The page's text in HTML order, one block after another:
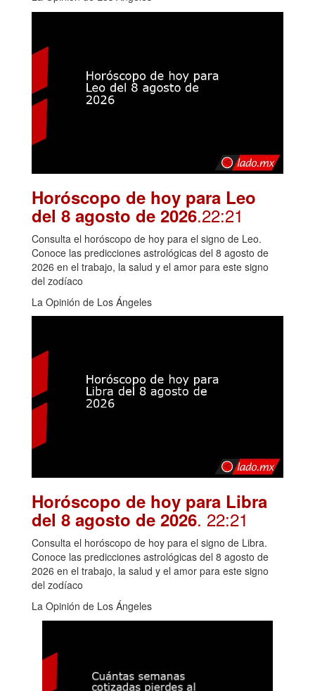
Horóscopo de hoy para Leo
del 8 agosto de 2026.22:21
Consulta el horóscopo de hoy para el signo de Leo.
Conoce las predicciones astrológicas del 8 agosto de
2026 en el trabajo, la salud y el amor para este signo
del zodíaco
La Opinión de Los Ángeles
Horóscopo de hoy para Libra
del 8 agosto de 2026. 22:21
Consulta el horóscopo de hoy para el signo de Libra.
Conoce las predicciones astrológicas del 8 agosto de
2026 en el trabajo, la salud y el amor para este signo
del zodíaco
La Opinión de Los Ángeles